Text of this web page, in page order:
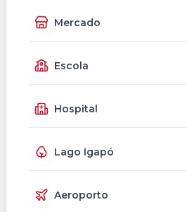
Mercado
Escola
Hospital
Lago Igapó
Aeroporto